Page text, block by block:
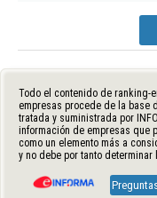
Todo el contenido de ranking-
empresas procede de la base
tratada y suministrada por
información de empresas que
como un elemento más a
y no debe por tanto determinar